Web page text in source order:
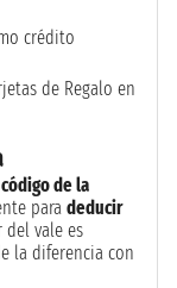
crédito
de Regalo en
código de la
para deducir
del vale es
la diferencia con